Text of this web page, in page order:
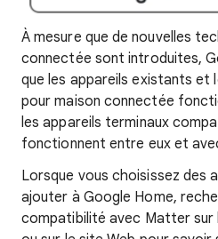
À mesure que de nouvelles
connectée sont introduites,
que les appareils existants et
pour maison connectée
les appareils terminaux
fonctionnent entre eux et
Lorsque vous choisissez des
ajouter à Google Home,
compatibilité avec Matter sur